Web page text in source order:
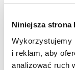
Niniejsza strona
Wykorzystujemy
i reklam, aby
analizować ruch
piękne